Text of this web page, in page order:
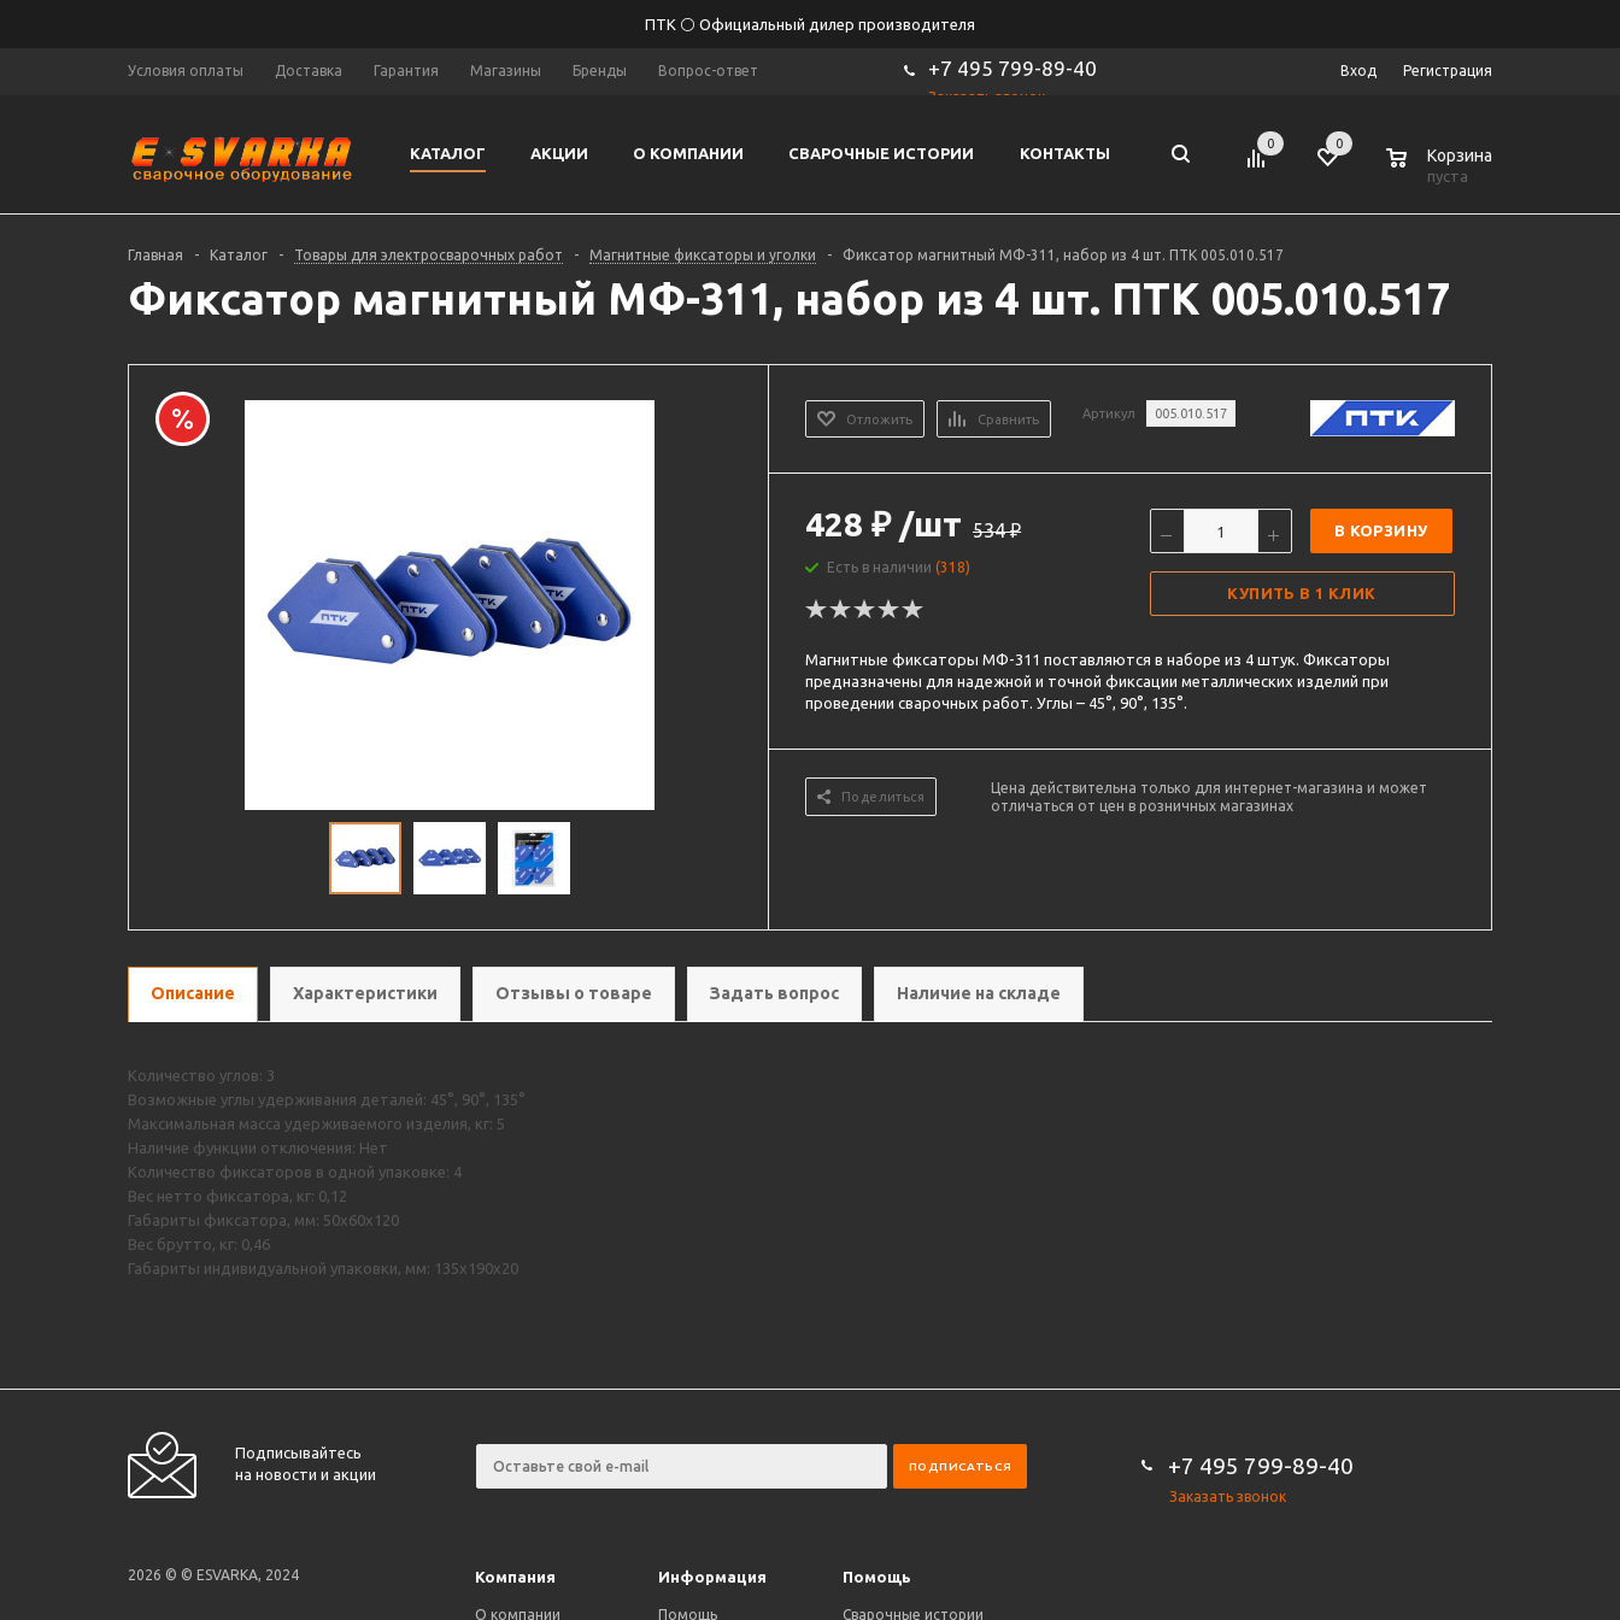
ПТК ⚪ Официальный дилер производителя
Условия оплаты Доставка Гарантия Магазины Бренды Вопрос-ответ +7 495 799-89-40
Заказать звонок
Вход Регистрация
КАТАЛОГ АКЦИИ О КОМПАНИИ СВАРОЧНЫЕ ИСТОРИИ КОНТАКТЫ
0 0
Корзина
пуста
Главная - Каталог - Товары для электросварочных работ - Магнитные фиксаторы и уголки - Фиксатор магнитный МФ-311, набор из 4 шт. ПТК 005.010.517
Фиксатор магнитный МФ-311, набор из 4 шт. ПТК 005.010.517
Отложить Сравнить Артикул 005.010.517
428 ₽ /шт 534₽
Есть в наличии(318)
В КОРЗИНУ
КУПИТЬ В 1 КЛИК
Магнитные фиксаторы МФ-311 поставляются в наборе из 4 штук. Фиксаторы
предназначены для надежной и точной фиксации металлических изделий при
проведении сварочных работ. Углы – 45°, 90°, 135°.
Поделиться
Цена действительна только для интернет-магазина и может
отличаться от цен в розничных магазинах
Описание Характеристики Отзывы о товаре Задать вопрос Наличие на складе
Количество углов: 3
Возможные углы удерживания деталей: 45°, 90°, 135°
Максимальная масса удерживаемого изделия, кг: 5
Наличие функции отключения: Нет
Количество фиксаторов в одной упаковке: 4
Вес нетто фиксатора, кг: 0,12
Габариты фиксатора, мм: 50х60х120
Вес брутто, кг: 0,46
Габариты индивидуальной упаковки, мм: 135х190х20
Подписывайтесь
на новости и акции
+7 495 799-89-40
Заказать звонок
2026 © © ESVARKA, 2024 Компания Информация Помощь
О компании Помощь Сварочные истории